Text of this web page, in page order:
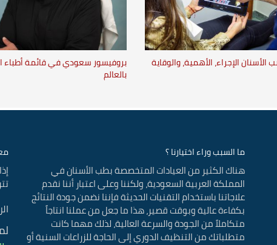
الإجراء، الأهمية، والوقاية بروفيسور سعودي في قائمة أطباء
بالعالم
ما السبب وراء اختيارنا ؟
هناك الكثير من العيادات المتخصصة بطب الأسنان في
المملكة العربية السعودية، ولكننا وعلى اعتبار أننا نقدم
علاجاتنا باستخدام التقنيات الحديثة فإننا نضمن جودة النتائج
بكفاءة عالية وبوقت قصير، هذا ما جعل من عملنا انتاجاً
متكاملاً من الجودة والسرعة العالية، لذلك مهما كانت
متطلباتك من التنظيف الدوري إلى الحاجة للزراعات السنية أو